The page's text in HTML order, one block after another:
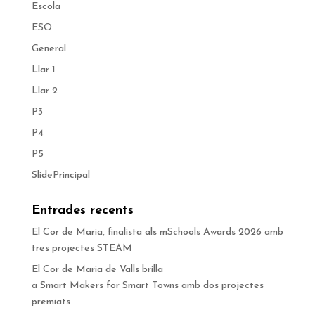
Escola
ESO
General
Llar 1
Llar 2
P3
P4
P5
SlidePrincipal
Entrades recents
El Cor de Maria, finalista als mSchools Awards 2026 amb
tres projectes STEAM
El Cor de Maria de Valls brilla
a Smart Makers for Smart Towns amb dos projectes
premiats